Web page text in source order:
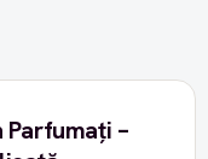
Parfumați –